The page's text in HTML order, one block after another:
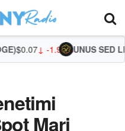
-1.94%UNUS SED LEO (LEO)
Marj